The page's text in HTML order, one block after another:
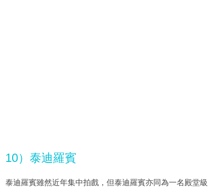
10）泰迪羅賓
泰迪羅賓雖然近年集中拍戲，但泰迪羅賓亦同為一名殿堂級